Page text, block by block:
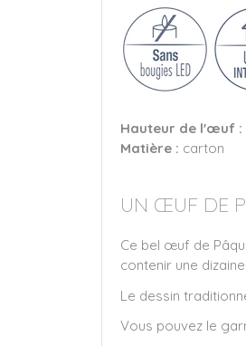
Hauteur de l'œuf :
Matière : carton
UN ŒUF DE
Ce bel œuf de
contenir une
Le dessin
Vous pouvez le